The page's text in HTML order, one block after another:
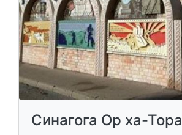
Синагога Ор ха-Тора